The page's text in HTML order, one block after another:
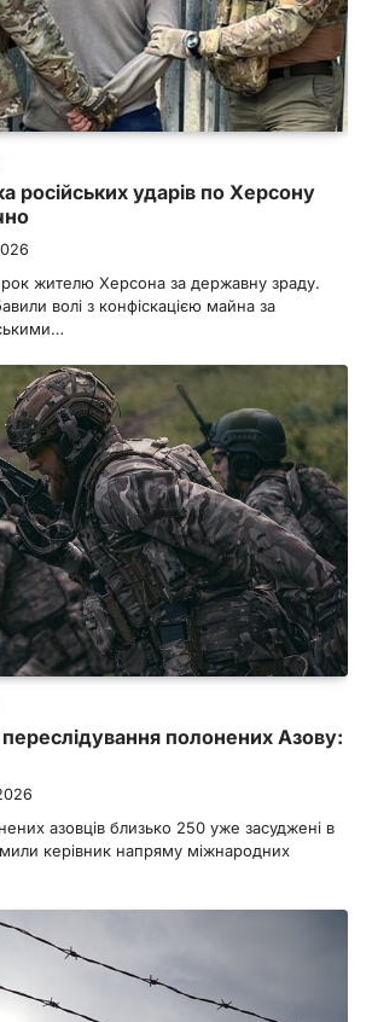
російських ударів по Херсону
жителю Херсона за державну зраду.
волі з конфіскацією майна за
полонених Азову:
азовців близько 250 уже засуджені в
керівник напряму міжнародних